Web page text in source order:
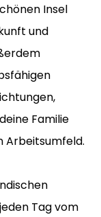
Insel
und
Familie
Arbeitsumfeld.
Tag vom